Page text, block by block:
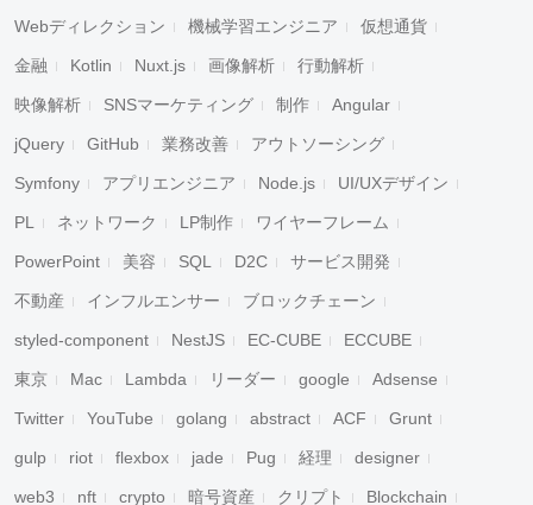
Webディレクション 機械学習エンジニア 仮想通貨
金融 Kotlin Nuxt.js 画像解析 行動解析
映像解析 SNSマーケティング 制作 Angular
jQuery GitHub 業務改善 アウトソーシング
Symfony アプリエンジニア Node.js UI/UXデザイン
PL ネットワーク LP制作 ワイヤーフレーム
PowerPoint 美容 SQL D2C サービス開発
不動産 インフルエンサー ブロックチェーン
styled-component NestJS EC-CUBE ECCUBE
東京 Mac Lambda リーダー google Adsense
Twitter YouTube golang abstract ACF Grunt
gulp riot flexbox jade Pug 経理 designer
web3 nft crypto 暗号資産 クリプト Blockchain